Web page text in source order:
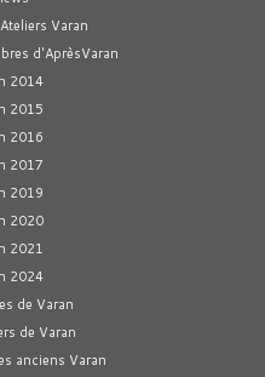
Varan
d'AprèsVaran
2014
2015
2016
2017
2019
2020
2021
2024
de Varan
de Varan
anciens Varan